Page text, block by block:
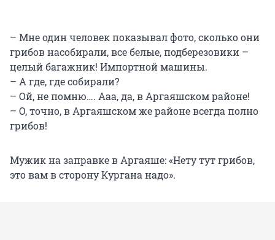
– Мне один человек показывал фото, сколько они
грибов насобирали, все белые, подберезовики –
целый багажник! Импортной машины.
– А где, где собирали?
– Ой, не помню…. Ааа, да, в Аргаяшском районе!
– О, точно, в Аргаяшском же районе всегда полно
грибов!
Мужик на заправке в Аргаяше: «Нету тут грибов,
это вам в сторону Кургана надо».